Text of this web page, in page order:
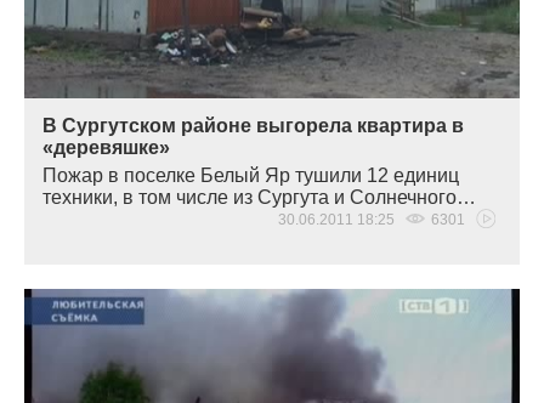
В Сургутском районе выгорела квартира в
«деревяшке»
Пожар в поселке Белый Яр тушили 12 единиц
техники, в том числе из Сургута и Солнечного…
30.06.2011 18:25 6301